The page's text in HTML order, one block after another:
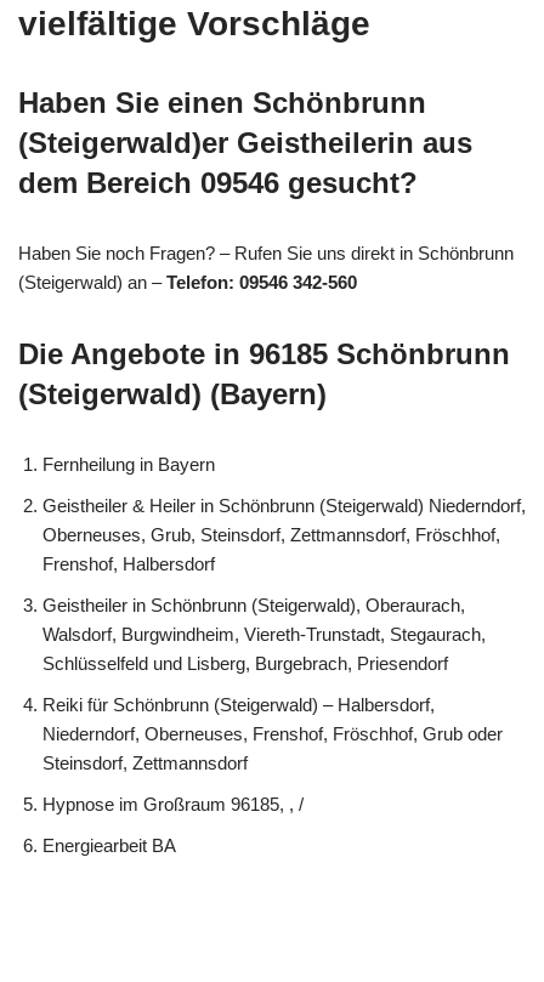
vielfältige Vorschläge
Haben Sie einen Schönbrunn
(Steigerwald)er Geistheilerin aus
dem Bereich 09546 gesucht?
Haben Sie noch Fragen? – Rufen Sie uns direkt in Schönbrunn
(Steigerwald) an –Telefon: 09546 342-560
Die Angebote in 96185 Schönbrunn
(Steigerwald) (Bayern)
Fernheilung in Bayern
Geistheiler & Heiler in Schönbrunn (Steigerwald) Niederndorf,
Oberneuses, Grub, Steinsdorf, Zettmannsdorf, Fröschhof,
Frenshof, Halbersdorf
Geistheiler in Schönbrunn (Steigerwald), Oberaurach,
Walsdorf, Burgwindheim, Viereth-Trunstadt, Stegaurach,
Schlüsselfeld und Lisberg, Burgebrach, Priesendorf
Reiki für Schönbrunn (Steigerwald) – Halbersdorf,
Niederndorf, Oberneuses, Frenshof, Fröschhof, Grub oder
Steinsdorf, Zettmannsdorf
Hypnose im Großraum 96185, , /
Energiearbeit BA